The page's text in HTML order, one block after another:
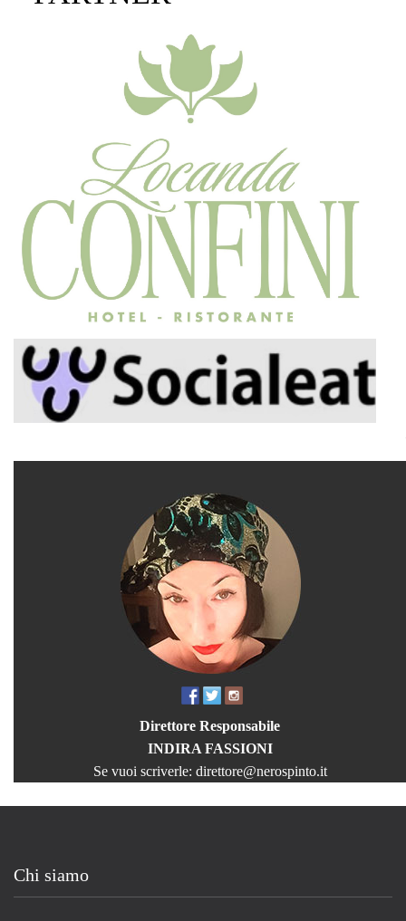
Direttore Responsabile
INDIRA FASSIONI
Se vuoi scriverle: direttore@nerospinto.it
Chi siamo